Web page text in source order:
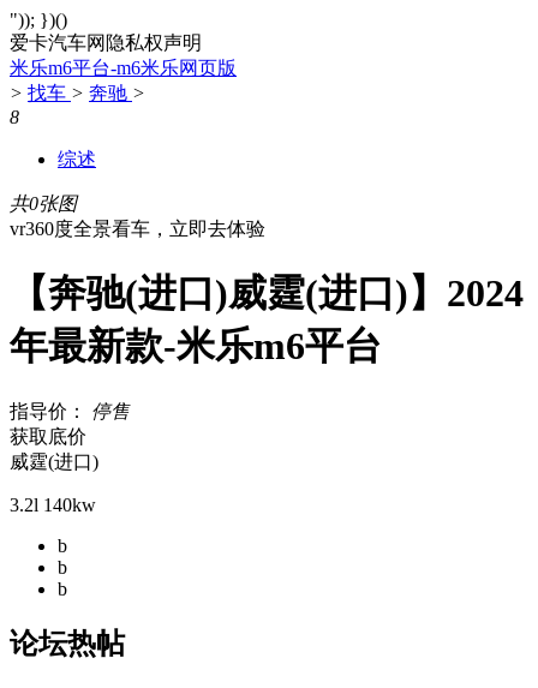
")); })()
爱卡汽车网隐私权声明
米乐m6平台-m6米乐网页版
> 找车 > 奔驰 >
8
综述
共0张图
vr360度全景看车，立即去体验
【奔驰(进口)威霆(进口)】2024
年最新款-米乐m6平台
指导价： 停售
获取底价
威霆(进口)
3.2l 140kw
b
b
b
论坛热帖